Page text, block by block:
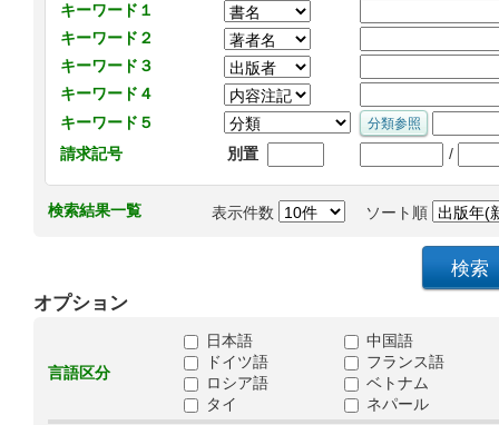
キーワード１
キーワード２
キーワード３
キーワード４
キーワード５
請求記号
別置 /
検索結果一覧 表示件数 ソート順
オプション
言語区分
日本語
中国語
ドイツ語
フランス語
ロシア語
ベトナム
タイ
ネパール